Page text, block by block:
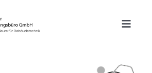
Toggle